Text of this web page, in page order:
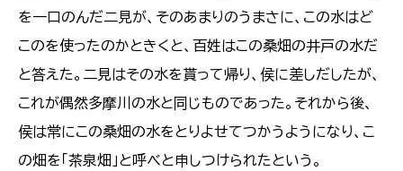
を一口のんだ二見が、そのあまりのうまさに、この水はど
このを使ったのかときくと、百姓はこの桑畑の井戸の水だ
と答えた。二見はその水を貰って帰り、侯に差しだしたが、
これが偶然多摩川の水と同じものであった。それから後、
侯は常にこの桑畑の水をとりよせてつかうようになり、こ
の畑を「茶泉畑」と呼べと申しつけられたという。